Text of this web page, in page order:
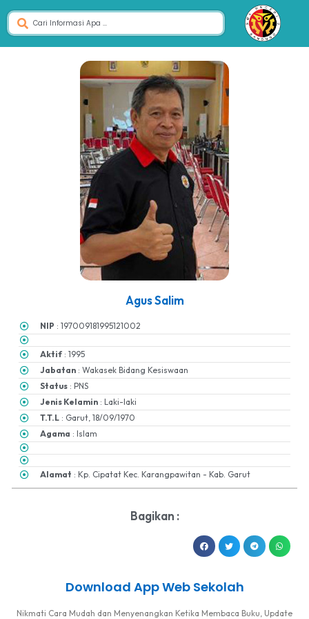
Agus Salim
NIP : 197009181995121002
Aktif : 1995
Jabatan : Wakasek Bidang Kesiswaan
Status : PNS
Jenis Kelamin : Laki-laki
T.T.L : Garut, 18/09/1970
Agama : Islam
Alamat : Kp. Cipatat Kec. Karangpawitan - Kab. Garut
Bagikan :
Download App Web Sekolah
Nikmati Cara Mudah dan Menyenangkan Ketika Membaca Buku, Update